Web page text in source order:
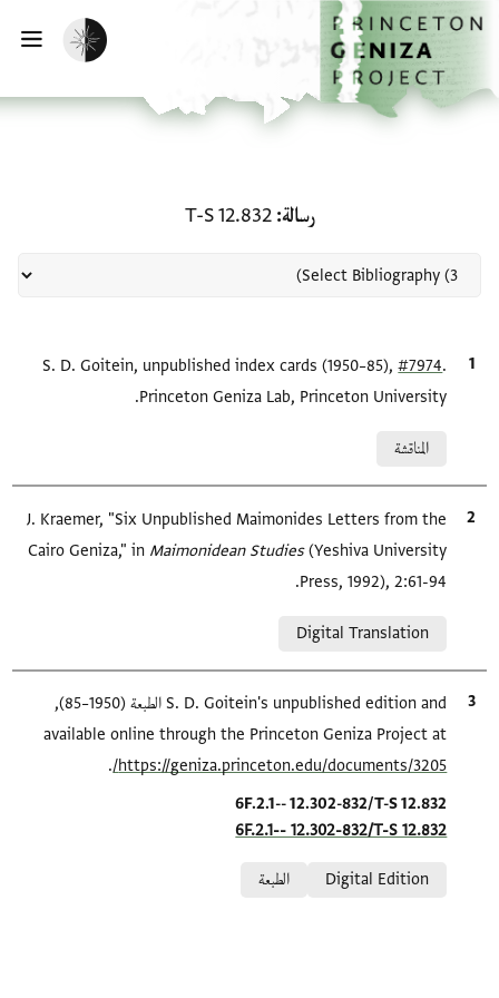
إلى المحتوى الرئيسي
الرئيسية
تفعيل الوضع المظلم
رسالة T-S 12.832
الاقتباس المرجعيS. D. Goitein, unpublished index cards (1950–85),#7974
Princeton Geniza Lab, Princeton University.
المناقشة
الاقتباس المرجعي
J. Kraemer, "Six Unpublished Maimonides Letters from the
Cairo Geniza," inMaimonidean Studies(Yeshiva University
Press, 1992), 2:61-94.
Digital Translation
الاقتباس المرجعي
S. D. Goitein's unpublished edition and الطبعة (1950–85),
available online through the Princeton Geniza Project at
https://geniza.princeton.edu/documents/3205/
.
Location in source
6F.2.1-- 12.302-832/T-S 12.832
6F.2.1-- 12.302-832/T-S 12.832
Digital Edition
الطبعة